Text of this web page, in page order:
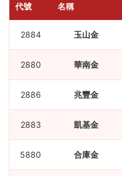
代號 名稱
2884 玉山金
2880 華南金
2886 兆豐金
2883 凱基金
5880 合庫金